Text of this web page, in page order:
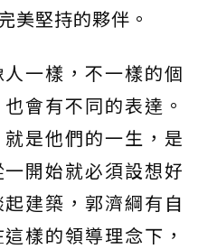
美堅持的夥伴。
人一樣，不一樣的個
會有不同的表達。
是他們的一生，是
開始就必須設想好
建築，郭濟綱有自
樣的領導理念下，